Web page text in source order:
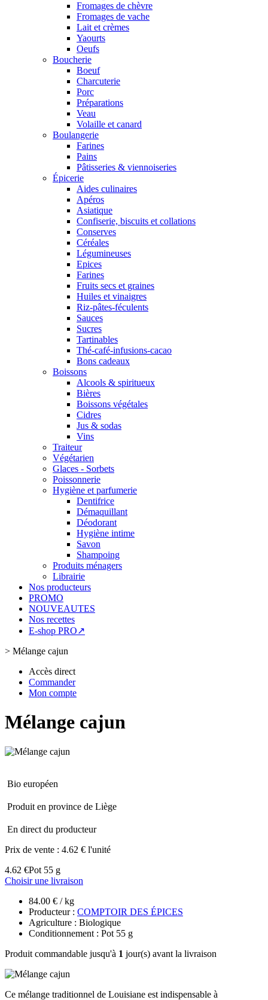
Fromages de chèvre
Fromages de vache
Lait et crèmes
Yaourts
Oeufs
Boucherie
Boeuf
Charcuterie
Porc
Préparations
Veau
Volaille et canard
Boulangerie
Farines
Pains
Pâtisseries & viennoiseries
Épicerie
Aides culinaires
Apéros
Asiatique
Confiserie, biscuits et collations
Conserves
Céréales
Légumineuses
Epices
Farines
Fruits secs et graines
Huiles et vinaigres
Riz-pâtes-féculents
Sauces
Sucres
Tartinables
Thé-café-infusions-cacao
Bons cadeaux
Boissons
Alcools & spiritueux
Bières
Boissons végétales
Cidres
Jus & sodas
Vins
Traiteur
Végétarien
Glaces - Sorbets
Poissonnerie
Hygiène et parfumerie
Dentifrice
Démaquillant
Déodorant
Hygiène intime
Savon
Shampoing
Produits ménagers
Librairie
Nos producteurs
PROMO
NOUVEAUTES
Nos recettes
E-shop PRO↗
> Mélange cajun
Accès direct
Commander
Mon compte
Mélange cajun
Bio européen
Produit en province de Liège
En direct du producteur
Prix de vente : 4.62 € l'unité
4.62 €Pot 55 g
Choisir une livraison
84.00 € / kg
Producteur : COMPTOIR DES ÉPICES
Agriculture : Biologique
Conditionnement : Pot 55 g
Produit commandable jusqu'à 1 jour(s) avant la livraison
Ce mélange traditionnel de Louisiane est indispensable à